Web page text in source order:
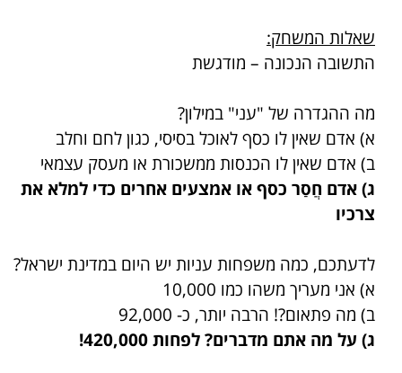
שאלות המשחק:
התשובה הנכונה – מודגשת
מה ההגדרה של "עני" במילון?
א) אדם שאין לו כסף לאוכל בסיסי, כגון לחם וחלב
ב) אדם שאין לו הכנסות ממשכורת או מעסק עצמאי
ג) אדם חֲסַר כסף או אמצעים אחרים כדי למלא את
צרכיו
לדעתכם, כמה משפחות עניות יש היום במדינת ישראל?
א) אני מעריך משהו כמו 10,000
ב) מה פתאום?! הרבה יותר, כ- 92,000
ג) על מה אתם מדברים? לפחות 420,000!